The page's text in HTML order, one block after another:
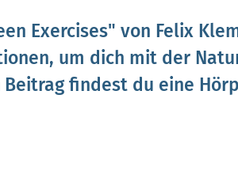
Exercises" von Felix
um dich mit der
findest du eine